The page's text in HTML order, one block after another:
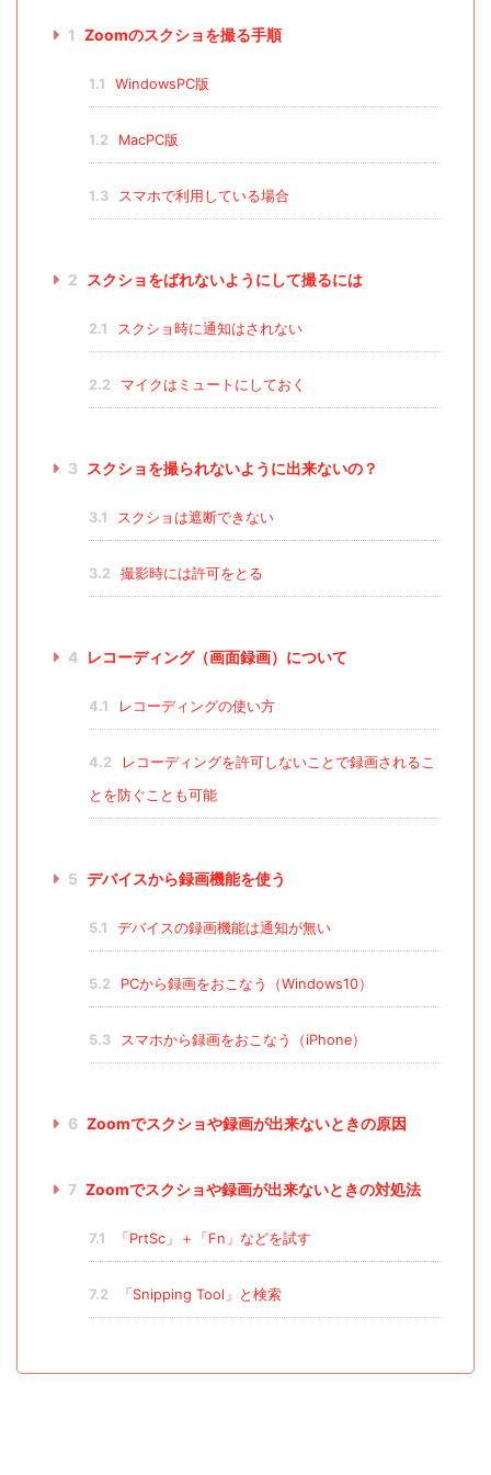
1 Zoomのスクショを撮る手順
1.1 WindowsPC版
1.2 MacPC版
1.3 スマホで利用している場合
2 スクショをばれないようにして撮るには
2.1 スクショ時に通知はされない
2.2 マイクはミュートにしておく
3 スクショを撮られないように出来ないの？
3.1 スクショは遮断できない
3.2 撮影時には許可をとる
4 レコーディング（画面録画）について
4.1 レコーディングの使い方
4.2
レコーディングを許可しないことで録画されるこ
とを防ぐことも可能
5 デバイスから録画機能を使う
5.1 デバイスの録画機能は通知が無い
5.2 PCから録画をおこなう（Windows10）
5.3 スマホから録画をおこなう（iPhone）
6 Zoomでスクショや録画が出来ないときの原因
7 Zoomでスクショや録画が出来ないときの対処法
7.1 「PrtSc」＋「Fn」などを試す
7.2 「Snipping Tool」と検索